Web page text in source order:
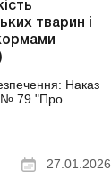
тварин і
Наказ
№ 79 "Про
тварин і
27.01.2026